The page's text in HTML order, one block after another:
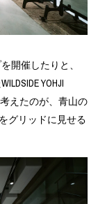
開催したりと、
YOHJI
えたのが、青山の
グリッドに見せる